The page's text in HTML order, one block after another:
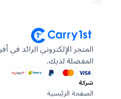
المتجر الإلكتروني الرائد في
المفضلة لديك.
الصفحة الرئيسية
مساعدة